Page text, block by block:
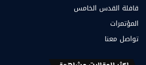
قافلة القدس الخامس
المؤتمرات
تواصل معنا